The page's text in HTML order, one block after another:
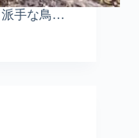
派手な鳥…